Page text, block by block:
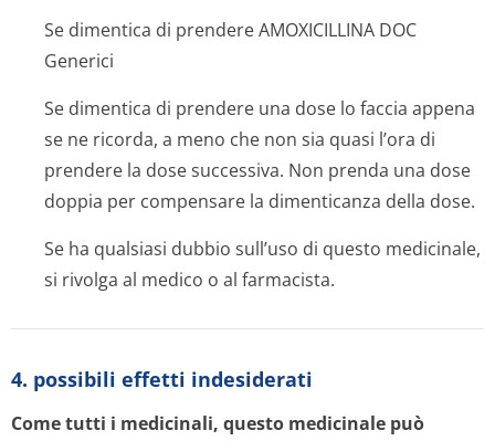
Se dimentica di prendere AMOXICILLINA DOC
Generici
Se dimentica di prendere una dose lo faccia appena
se ne ricorda, a meno che non sia quasi l’ora di
prendere la dose successiva. Non prenda una dose
doppia per compensare la dimenticanza della dose.
Se ha qualsiasi dubbio sull’uso di questo medicinale,
si rivolga al medico o al farmacista.
4. possibili effetti indesiderati
Come tutti i medicinali, questo medicinale può